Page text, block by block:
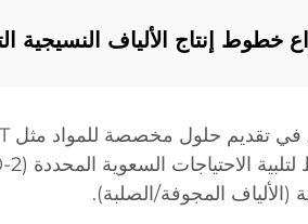
خطوط إنتاج الألياف
(الألياف المجوفة/الصلبة).